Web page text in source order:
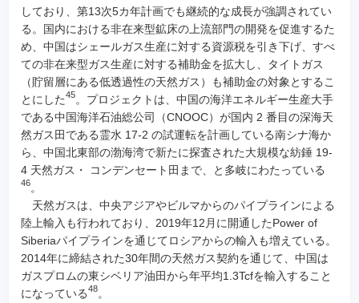
しており、第13次5カ年計画でも継続的な成長が強調されてい
る。国内における非在来型鉱床の上流部門の開発を促進するた
め、中国はシェールガス生産に対する資源税を引き下げ、すべ
ての非在来型ガス生産に対する補助金を拡大し、タイトガス
（貯留層にある低透過性の天然ガス）も補助金の対象とするこ
とにした45。プロジェクトは、中国の海洋エネルギー生産大手
である中国海洋石油総公司（CNOOC）が国内 2 番目の深海天
然ガス田である霊水 17-2 の試運転を計画している南シナ海か
ら、中国北東部の渤海湾で新たに探査された大規模な紡錘 19-
4 天然ガス・ コンデンセート田まで、と多岐にわたっている
46。
天然ガスは、中央アジアやビルマからのパイプラインによる
陸上輸入も行われており、2019年12月に開通したPower of
Siberiaパイプラインを通じてロシアからの輸入も増えている。
2014年に締結された30年間の天然ガス契約を通じて、中国は
ガスプロムの東シベリア油田から年平均1.3Tcfを輸入すること
になっている48。